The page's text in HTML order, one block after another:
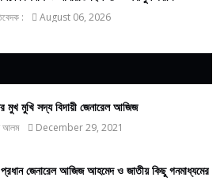
: August 06, 2026
মুখ মুখি সদ্য বিদায়ী জেনারেল আজিজ
আলম December 29, 2021
প্রধান জেনারেল আজিজ আহমেদ ও জাতীয় কিছু গনমাধ্যমের